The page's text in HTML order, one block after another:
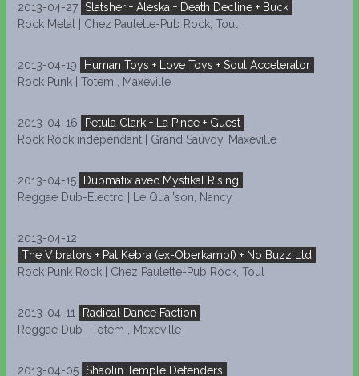
2013-04-27 Slatsher + Aleska + Death Decline + Buck
Rock Metal | Chez Paulette-Pub Rock, Toul
2013-04-19
Human Toys + Love Toys + Soul Accelerator
Rock Punk | Totem , Maxeville
2013-04-16
Petula Clark + La Pince + Guest
Rock Rock indépendant | Grand Sauvoy, Maxeville
2013-04-15
Dubmatix avec Mystikal Rising
Reggae Dub-Electro | Le Quai'son, Nancy
2013-04-12
The Vibrators + Pat Kebra (ex-Oberkampf) + No Buzz Ltd
Rock Punk Rock | Chez Paulette-Pub Rock, Toul
2013-04-11
Radical Dance Faction
Reggae Dub | Totem , Maxeville
2013-04-05 Shaolin Temple Defenders